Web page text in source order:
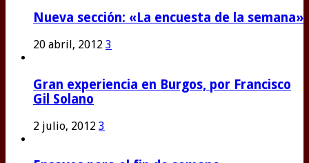
Nueva sección: «La encuesta de la semana»
20 abril, 2012 3
Gran experiencia en Burgos, por Francisco
Gil Solano
2 julio, 2012 3